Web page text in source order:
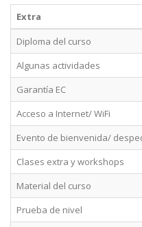
Extra
Diploma del curso
Algunas actividades
Garantía EC
Acceso a Internet/ WiFi
Evento de bienvenida/
Clases extra y workshops
Material del curso
Prueba de nivel